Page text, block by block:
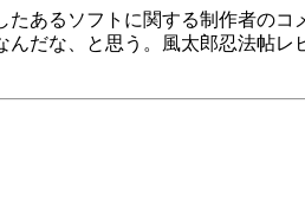
あるソフトに関する制作者の
だな、と思う。風太郎忍法帖